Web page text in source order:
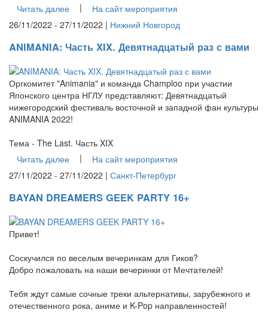
Читать далее |
На сайт мероприятия
26/11/2022 - 27/11/2022 | Нижний Новгород
ANIMANIA: Часть XIX. Девятнадцатый раз с вами
Оргкомитет "Animania" и команда Champloo при участии
Японского центра НГЛУ представляют: Девятнадцатый
нижегородский фестиваль восточной и западной фан культуры
ANIMANIA 2022!
Тема - The Last. Часть XIX
Читать далее
|
На сайт мероприятия
27/11/2022 - 27/11/2022 | Санкт-Петербург
BAYAN DREAMERS GEEK PARTY 16+
Привет!
Соскучился по веселым вечеринкам для Гиков?
Добро пожаловать на наши вечеринки от Мечтателей!
Тебя ждут самые сочные треки альтернативы, зарубежного и
отечественного рока, аниме и K-Pop направленностей!